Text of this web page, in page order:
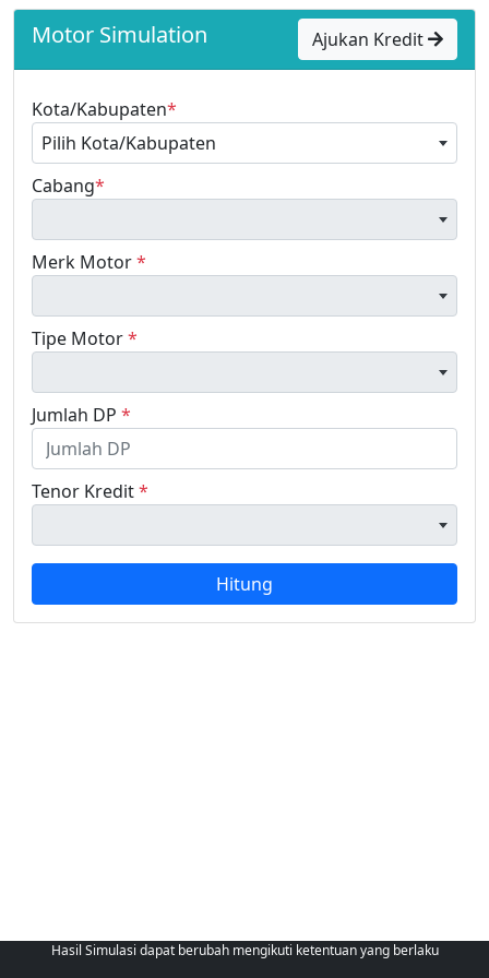
Motor Simulation Ajukan Kredit
Kota/Kabupaten*
Pilih Kota/Kabupaten
Cabang*
Merk Motor*
Tipe Motor*
Jumlah DP *
Tenor Kredit*
Hitung
Hasil Simulasi dapat berubah mengikuti ketentuan yang berlaku